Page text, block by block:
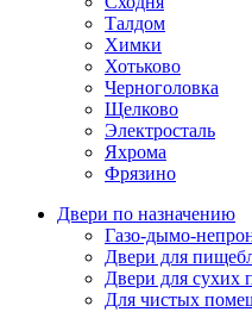
Талдом
Химки
Хотьково
Черноголовка
Щелково
Электросталь
Яхрома
Фрязино
Двери по назначению
Газо-дымо-
Двери для
Двери для сухих
Для чистых